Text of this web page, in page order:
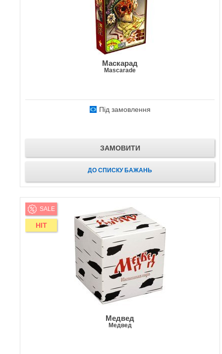
Маскарад
Mascarade
Під замовлення
ЗАМОВИТИ
ДО СПИСКУ БАЖАНЬ
SALE
HIT
Медвед
Медвед